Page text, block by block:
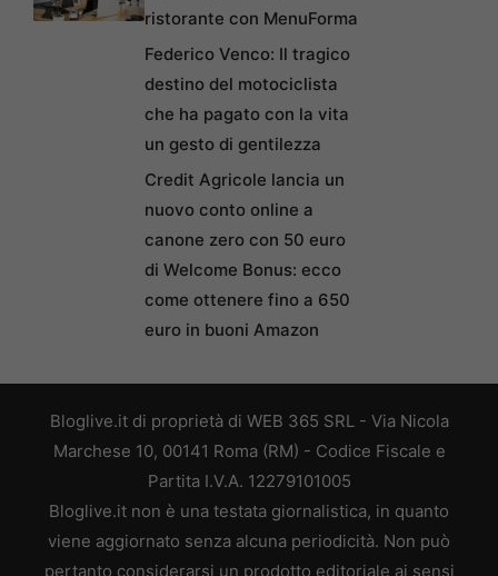
ristorante con MenuForma
Federico Venco: Il tragico
destino del motociclista
che ha pagato con la vita
un gesto di gentilezza
Credit Agricole lancia un
nuovo conto online a
canone zero con 50 euro
di Welcome Bonus: ecco
come ottenere fino a 650
euro in buoni Amazon
Bloglive.it di proprietà di WEB 365 SRL - Via Nicola
Marchese 10, 00141 Roma (RM) - Codice Fiscale e
Partita I.V.A. 12279101005
Bloglive.it non è una testata giornalistica, in quanto
viene aggiornato senza alcuna periodicità. Non può
pertanto considerarsi un prodotto editoriale ai sensi